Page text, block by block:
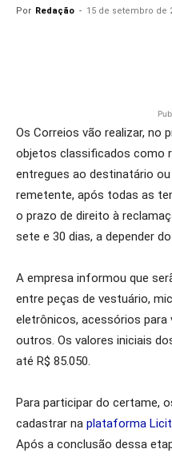
Por Redação - 15 de setembro de
Os Correios vão realizar, no
objetos classificados como
entregues ao destinatário
remetente, após todas as
o prazo de direito à
sete e 30 dias, a depender
A empresa informou que
entre peças de vestuário,
eletrônicos, acessórios para
outros. Os valores iniciais
até R$ 85.050.
Para participar do certame,
cadastrar na plataforma
Após a conclusão dessa